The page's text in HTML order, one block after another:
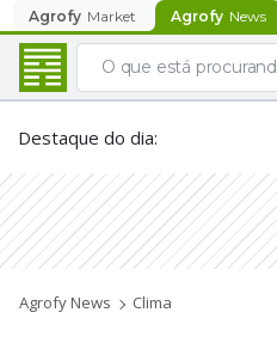
Agrofy Market Agrofy News
Destaque do dia:
Agrofy News Clima